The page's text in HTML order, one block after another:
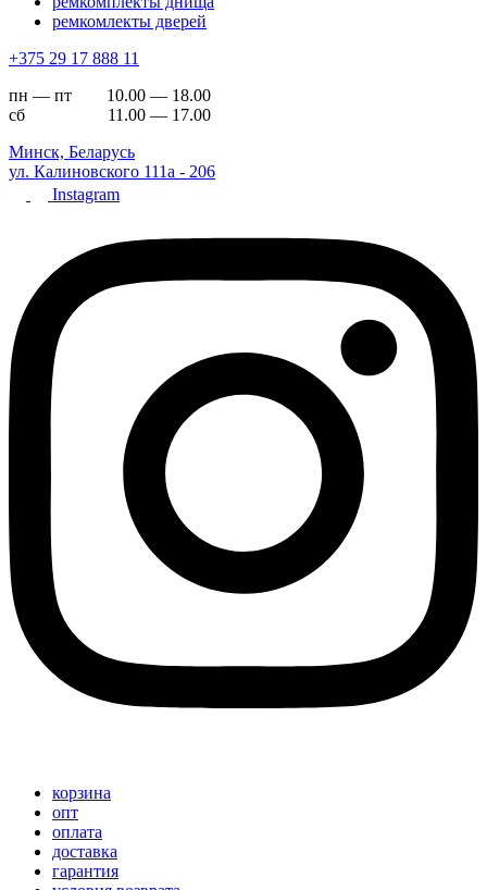
ремкомлекты дверей
+375 29 17 888 11
пн — пт 10.00 — 18.00
сб 11.00 — 17.00
Минск, Беларусь
ул. Калиновского 111а - 206
Instagram
корзина
опт
оплата
доставка
гарантия